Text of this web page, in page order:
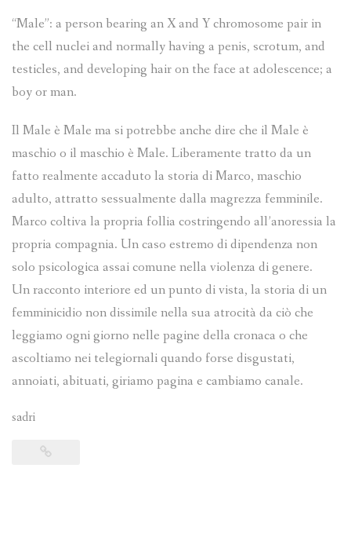
“Male”: a person bearing an X and Y chromosome pair in
the cell nuclei and normally having a penis, scrotum, and
testicles, and developing hair on the face at adolescence; a
boy or man.
Il Male è Male ma si potrebbe anche dire che il Male è
maschio o il maschio è Male. Liberamente tratto da un
fatto realmente accaduto la storia di Marco, maschio
adulto, attratto sessualmente dalla magrezza femminile.
Marco coltiva la propria follia costringendo all’anoressia la
propria compagnia. Un caso estremo di dipendenza non
solo psicologica assai comune nella violenza di genere.
Un racconto interiore ed un punto di vista, la storia di un
femminicidio non dissimile nella sua atrocità da ciò che
leggiamo ogni giorno nelle pagine della cronaca o che
ascoltiamo nei telegiornali quando forse disgustati,
annoiati, abituati, giriamo pagina e cambiamo canale.
sadri